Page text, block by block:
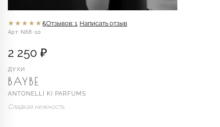
★★★★★5Отзывов: 1 Написать отзыв
Арт: N68-10
2 250 ₽
ДУХИ
BAYBE
ANTONELLI KI PARFUMS
Сладкая нежность